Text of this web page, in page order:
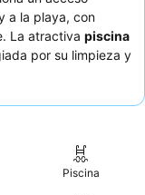
a la playa, con
La atractiva piscina
por su limpieza y
considere solicitar
Piscina